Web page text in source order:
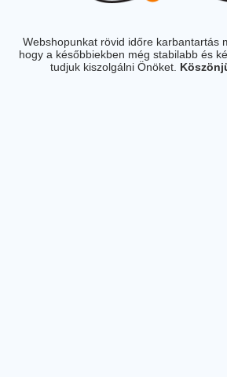
Webshopunkat rövid időre karbantartás
hogy a későbbiekben még stabilabb és
tudjuk kiszolgálni Önöket.